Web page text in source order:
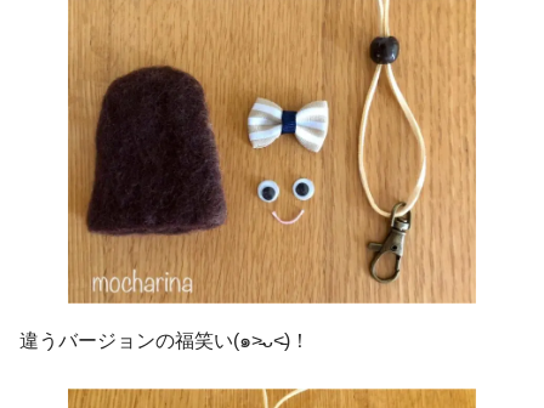
違うバージョンの福笑い(๑˃̵ᴗ˂̵)！